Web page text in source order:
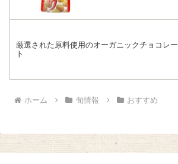
厳選された原料使用のオーガニックチョコレー
ト
ホーム 旬情報 おすすめ